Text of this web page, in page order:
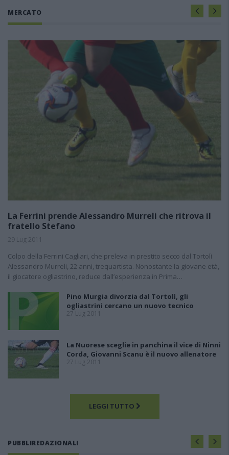
MERCATO
La Ferrini prende Alessandro Murreli che ritrova il
fratello Stefano
29 Lug 2011
Colpo della Ferrini Cagliari, che preleva in prestito secco dal Tortolì
Alessandro Murreli, 22 anni, trequartista. Nonostante la giovane età,
il giocatore ogliastrino, reduce dall’esperienza in Prima…
Pino Murgia divorzia dal Tortolì, gli
ogliastrini cercano un nuovo tecnico
27 Lug 2011
La Nuorese sceglie in panchina il vice di Ninni
Corda, Giovanni Scanu è il nuovo allenatore
27 Lug 2011
LEGGI TUTTO
PUBBLIREDAZIONALI